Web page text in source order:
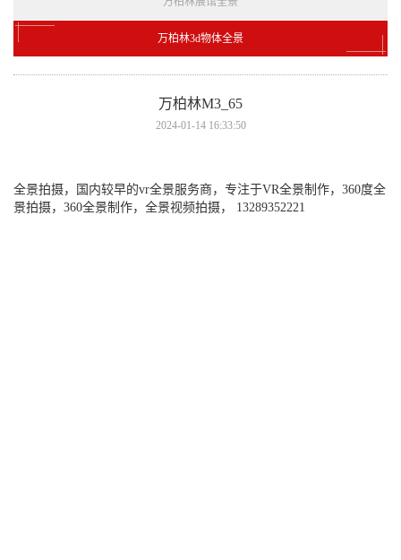
万柏林3d物体全景
万柏林M3_65
2024-01-14 16:33:50
全景拍摄，国内较早的vr全景服务商，专注于VR全景制作，360度全
景拍摄，360全景制作，全景视频拍摄， 13289352221